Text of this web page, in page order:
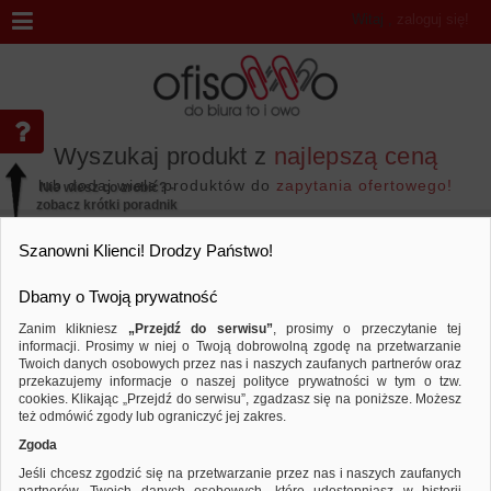
Wyszukaj produkt z najlepszą ceną
lub dodaj wiele produktów do zapytania ofertowego!
Witaj ,
Ochrona indywidualna Ochrona słuchu
Porównaj Sortuj według
Nie wiesz co zrobić? -
zobacz krótki poradnik
Szanowni Klienci! Drodzy Państwo!
Dbamy o Twoją prywatność
Zanim klikniesz „Przejdź do serwisu”, prosimy o przeczytanie tej
informacji. Prosimy w niej o Twoją dobrowolną zgodę na przetwarzanie
Twoich danych osobowych przez nas i naszych zaufanych partnerów oraz
przekazujemy informacje o naszej polityce prywatności w tym o tzw.
cookies. Klikając „Przejdź do serwisu”, zgadzasz się na poniższe. Możesz
też odmówić zgody lub ograniczyć jej zakres.
Zgoda
Jeśli chcesz zgodzić się na przetwarzanie przez nas i naszych zaufanych